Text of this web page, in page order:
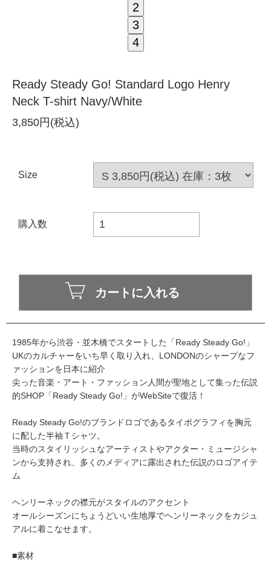
2
3
4
Ready Steady Go! Standard Logo Henry
Neck T-shirt Navy/White
3,850円(税込)
Size
購入数
1985年から渋谷・並木橋でスタートした「Ready Steady Go!」
UKのカルチャーをいち早く取り入れ、LONDONのシャープなフ
ァッションを日本に紹介
尖った音楽・アート・ファッション人間が聖地として集った伝説
的SHOP「Ready Steady Go!」がWebSiteで復活！
Ready Steady Go!のブランドロゴであるタイポグラフィを胸元
に配した半袖Ｔシャツ。
当時のスタイリッシュなアーティストやアクター・ミュージシャ
ンから支持され、多くのメディアに露出された伝説のロゴアイテ
ム
ヘンリーネックの襟元がスタイルのアクセント
オールシーズンにちょうどいい生地厚でヘンリーネックをカジュ
アルに着こなせます。
■素材